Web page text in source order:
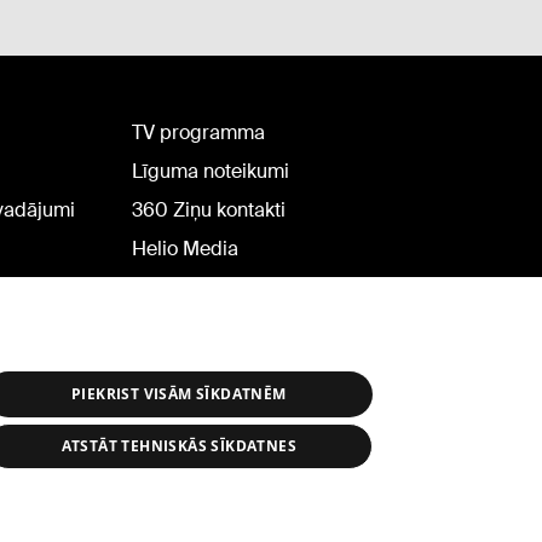
TV programma
Līguma noteikumi
360 Ziņu kontakti
Helio Media
PIEKRIST VISĀM SĪKDATNĒM
ATSTĀT TEHNISKĀS SĪKDATNES